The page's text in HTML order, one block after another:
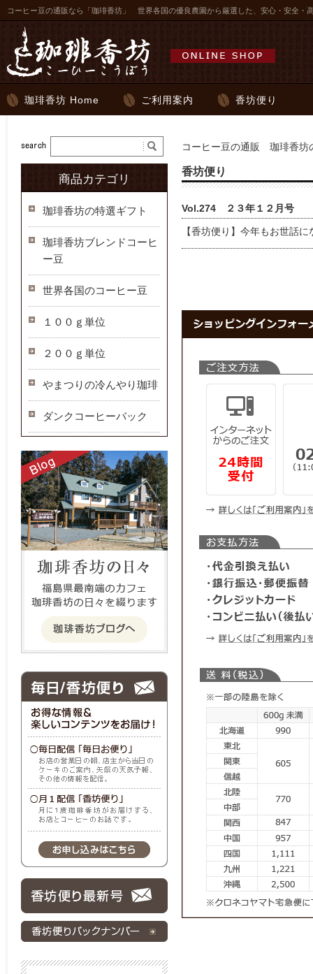
コーヒー豆の通販なら「珈琲香坊」 世界各国の優良農園から厳選した、安心・安全・
珈琲香坊 Home ご利用案内 香坊便り
コーヒー豆の通販 珈琲香坊
香坊便り
Vol.274 ２３年１２月号
【香坊便り】今年もお世話
商品カテゴリ
珈琲香坊の特選ギフト
珈琲香坊ブレンドコーヒ
ー豆
世界各国のコーヒー豆
１００ｇ単位
２００ｇ単位
やまつりの冷んやり珈琲
ダンクコーヒーバック